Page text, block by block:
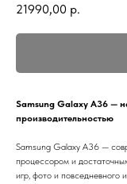
21990,00 р.
Samsung Galaxy A36 —
производительностью
Samsung Galaxy A36 —
процессором и
игр, фото и повседневного